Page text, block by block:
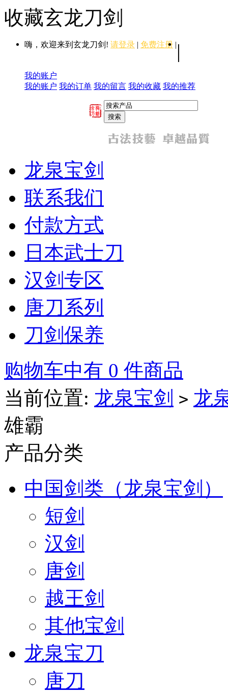
收藏玄龙刀剑
嗨，欢迎来到玄龙刀剑! 请登录 | 免费注册 | |
我的账户
我的账户 我的订单 我的留言 我的收藏 我的推荐
龙泉宝剑
联系我们
付款方式
日本武士刀
汉剑专区
唐刀系列
刀剑保养
购物车中有 0 件商品
当前位置: 龙泉宝剑 > 龙
雄霸
产品分类
中国剑类（龙泉宝剑）
短剑
汉剑
唐剑
越王剑
其他宝剑
龙泉宝刀
唐刀